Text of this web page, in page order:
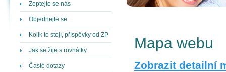
Mapa webu
Zobrazit detailní
Zeptejte se nás
Objednejte se
Kolik to stojí, příspěvky od ZP
Jak se žije s rovnátky
Časté dotazy